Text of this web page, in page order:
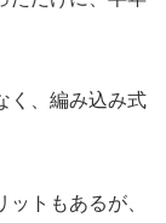
く、編み込み式
トもあるが、